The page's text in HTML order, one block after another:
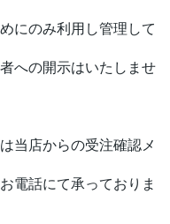
にのみ利用し管理して
への開示はいたしませ
当店からの受注確認メ
電話にて承っておりま